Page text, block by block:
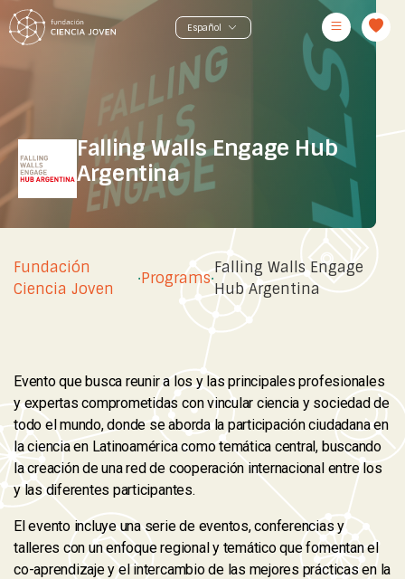
Falling Walls Engage Hub
Argentina
Fundación
Ciencia Joven
·Programs·
Falling Walls Engage
Hub Argentina
Evento que busca reunir a los y las principales profesionales
y expertas comprometidas con vincular ciencia y sociedad de
todo el mundo, donde se aborda la participación ciudadana en
la ciencia en Latinoamérica como temática central, buscando
la creación de una red de cooperación internacional entre los
y las diferentes participantes.
El evento incluye una serie de eventos, conferencias y
talleres con un enfoque regional y temático que fomentan el
co-aprendizaje y el intercambio de las mejores prácticas en la